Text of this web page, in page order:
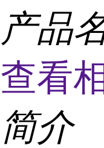
产品
查看
简介